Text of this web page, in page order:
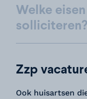
Welke
solliciteren?
Zzp
Ook huisartsen